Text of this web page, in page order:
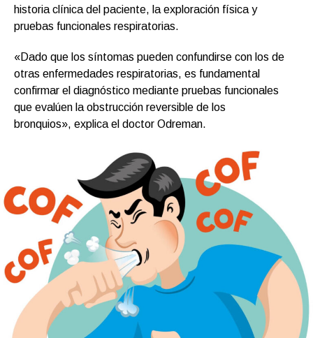
historia clínica del paciente, la exploración física y
pruebas funcionales respiratorias.
«Dado que los síntomas pueden confundirse con los de
otras enfermedades respiratorias, es fundamental
confirmar el diagnóstico mediante pruebas funcionales
que evalúen la obstrucción reversible de los
bronquios», explica el doctor Odreman.